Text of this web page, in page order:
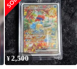
フレア…
¥2,500